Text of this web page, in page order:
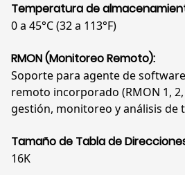
Temperatura de
0 a 45°C (32 a 113°F)
RMON (Monitoreo Remoto):
Soporte para agente de
remoto incorporado (RMON 1,
gestión, monitoreo y análisis de
Tamaño de Tabla de
16K